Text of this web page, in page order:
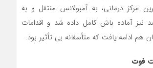
مرکز درمانی، به آمبولانس منتقل و به
نیز آماده باش کامل داده شد و اقدامات
هم ادامه یافت که متأسفانه بی تأثیر بود.
فوت